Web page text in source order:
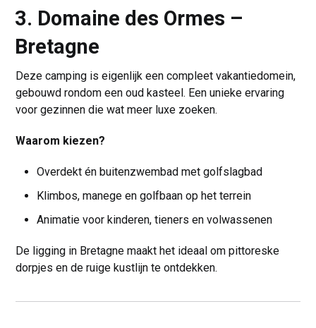
3. Domaine des Ormes –
Bretagne
Deze camping is eigenlijk een compleet vakantiedomein,
gebouwd rondom een oud kasteel. Een unieke ervaring
voor gezinnen die wat meer luxe zoeken.
Waarom kiezen?
Overdekt én buitenzwembad met golfslagbad
Klimbos, manege en golfbaan op het terrein
Animatie voor kinderen, tieners en volwassenen
De ligging in Bretagne maakt het ideaal om pittoreske
dorpjes en de ruige kustlijn te ontdekken.